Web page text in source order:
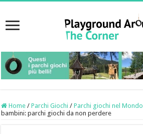
Home / Parchi Giochi / Parchi giochi nel Mondo
bambini: parchi giochi da non perdere